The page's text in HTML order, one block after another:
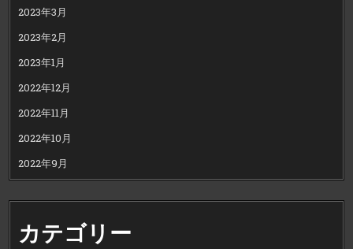
2023年3月
2023年2月
2023年1月
2022年12月
2022年11月
2022年10月
2022年9月
カテゴリー